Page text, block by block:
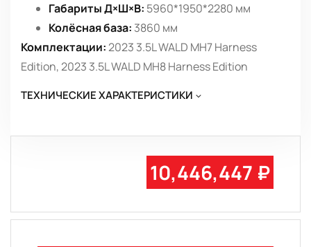
Габариты Д×Ш×В: 5960*1950*2280 мм
Колёсная база: 3860 мм
Комплектации:2023 3.5L WALD MH7 Harness
Edition, 2023 3.5L WALD MH8 Harness Edition
ТЕХНИЧЕСКИЕ ХАРАКТЕРИСТИКИ
10,446,447 ₽